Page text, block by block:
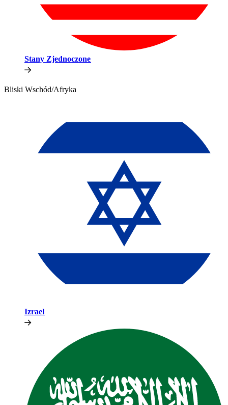
Stany Zjednoczone​​
Bliski Wschód/Afryka​​
Izrael​​